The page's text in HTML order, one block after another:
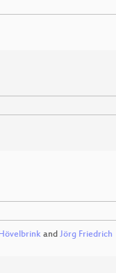
and Jörg Friedrich